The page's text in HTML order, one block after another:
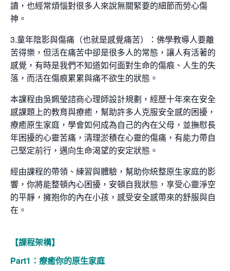
讀，也經常煩惱對很多人來說無關緊要的細節而勞心傷
神。
3.童年陰影與傷痛（也就是感覺痛苦）：佛學教導人要離
苦得樂，但活在痛苦中卻是很多人的常態，讓人有活著的
感覺，有時是我們不知道如何面對生命的傷痕、人生的失
落，而活在傷痕累累與痛不欲生的狀態。
本課程由吳姵瑩諮商心理師設計規劃，經歷十年來在安全
感課題上的教育與療癒，幫助許多人克服安全感的困擾，
療癒原生家庭，學會如何成為自己的內在父母，並撫慰長
年困擾的心靈苦痛，清理淤積在心靈的傷痛，有能力帶自
己堅定前行，邁向生命渴望的安定狀態。
經由課程的帶領、練習與體驗，幫助你統整原生家庭的影
響，你將能整頓內心困擾，安頓自我狀態，享受心靈淨空
的平靜，擁抱你的內在小孩，感受安全感帶來的舒服與自
在。
【課程架構】
Part1：療癒你的原生家庭